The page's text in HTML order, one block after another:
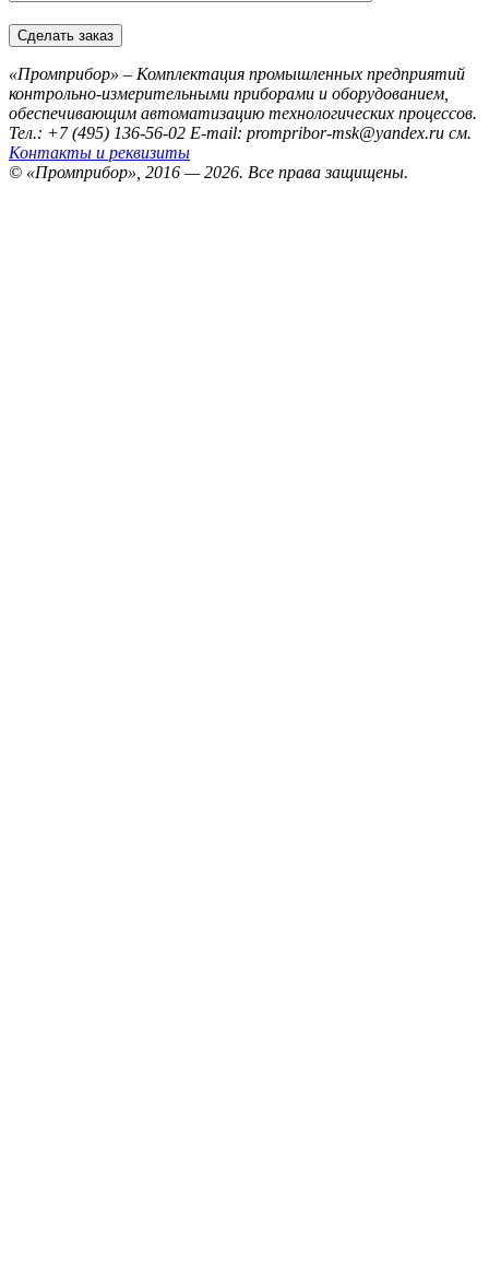
«Промприбор» – Комплектация промышленных предприятий
контрольно-измерительными приборами и оборудованием,
обеспечивающим автоматизацию технологических процессов.
Тел.: +7 (495) 136-56-02 E-mail: prompribor-msk@yandex.ru см.
Контакты и реквизиты
© «Промприбор», 2016 — 2026. Все права защищены.